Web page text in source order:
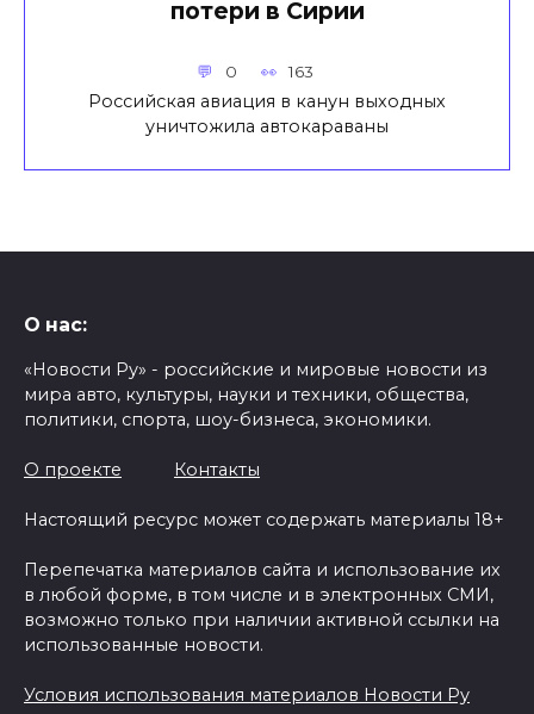
потери в Сирии
0 163
Российская авиация в канун выходных
уничтожила автокараваны
О нас:
«Новости Ру» - российские и мировые новости из
мира авто, культуры, науки и техники, общества,
политики, спорта, шоу-бизнеса, экономики.
О проекте Контакты
Настоящий ресурс может содержать материалы 18+
Перепечатка материалов сайта и использование их
в любой форме, в том числе и в электронных СМИ,
возможно только при наличии активной ссылки на
использованные новости.
Условия использования материалов Новости Ру